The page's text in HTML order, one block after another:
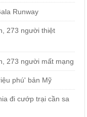
Runway
273 người thiệt
273 người mất mạng
phú' bản Mỹ
đi cướp trại cần sa